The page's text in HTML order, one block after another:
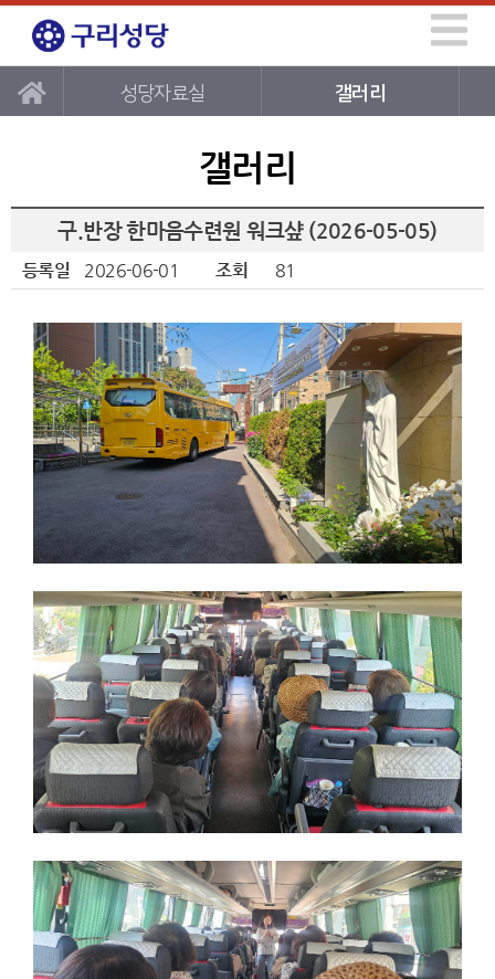
성당자료실 갤러리
갤러리
구.반장 한마음수련원 워크샾 (2026-05-05)
등록일 2026-06-01 조회 81